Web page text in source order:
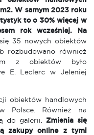
W samym 2023 roku
to o 30% więcej w
rok wcześniej. Na
35 nowych obiektów
rozbudowano również
z obiektów było
E. Leclerc w Jeleniej
obiektów handlowych
Polsce. Również na
do galerii. Zmienia się
zakupy online z tymi